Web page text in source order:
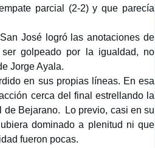
parcial (2-2) y que parecía
José logró las anotaciones de
golpeado por la igualdad, no
Jorge Ayala.
en sus propias líneas. En esa
cerca del final estrellando la
de Bejarano. Lo previo, casi en su
dominado a plenitud ni que
fueron pocas.